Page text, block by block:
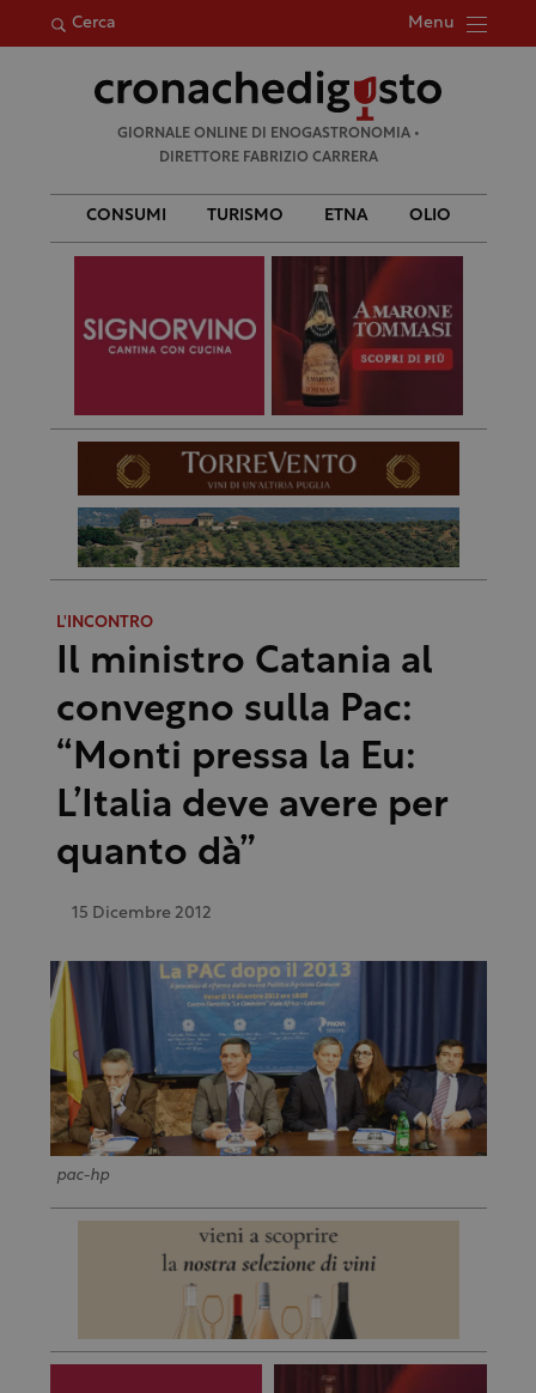
Cerca Menu
per:
GIORNALE ONLINE DI ENOGASTRONOMIA •
DIRETTORE FABRIZIO CARRERA
CONSUMI TURISMO ETNA OLIO
L'INCONTRO
Il ministro Catania al
convegno sulla Pac:
“Monti pressa la Eu:
L’Italia deve avere per
quanto dà”
15 Dicembre 2012
pac-hp